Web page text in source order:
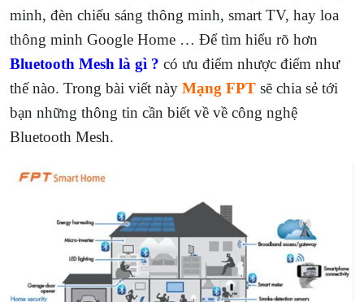
minh, đèn chiếu sáng thông minh, smart TV, hay loa
thông minh Google Home … Để tìm hiểu rõ hơn
Bluetooth Mesh là gì ? có ưu điểm nhược điểm như
thế nào. Trong bài viết này Mạng FPT sẽ chia sẻ tới
bạn những thông tin cần biết về về công nghệ
Bluetooth Mesh.